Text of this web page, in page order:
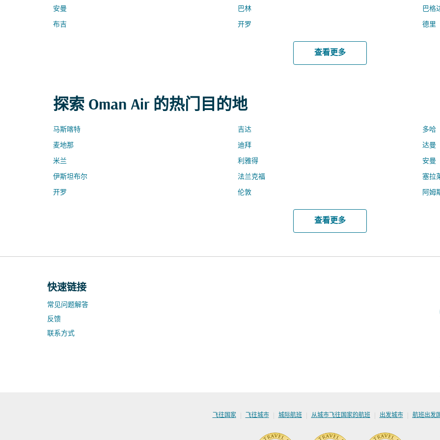
安曼 巴林 巴格
布吉 开罗 德里
查看更多
探索 Oman Air 的热门目的地
马斯喀特 吉达 多哈
麦地那 迪拜 达曼
米兰 利雅得 安曼
伊斯坦布尔 法兰克福 塞拉
开罗 伦敦 阿姆
查看更多
快速链接
常见问题解答
反馈
联系方式
飞往国家 | 飞往城市 | 城际航班 | 从城市飞往国家的航班 | 出发城市 | 航班出发